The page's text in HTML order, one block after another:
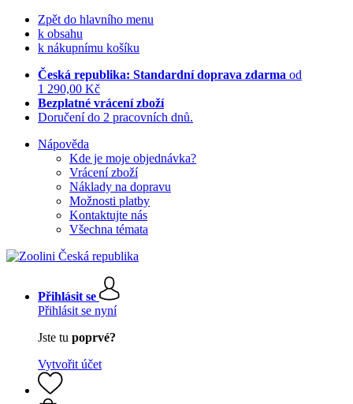
Zpět do hlavního menu
k obsahu
k nákupnímu košíku
Česká republika: Standardní doprava zdarma od
1 290,00 Kč
Bezplatné vrácení zboží
Doručení do 2 pracovních dnů.
Nápověda
Kde je moje objednávka?
Vrácení zboží
Náklady na dopravu
Možnosti platby
Kontaktujte nás
Všechna témata
Přihlásit se
Přihlásit se nyní
Jste tu poprvé?
Vytvořit účet